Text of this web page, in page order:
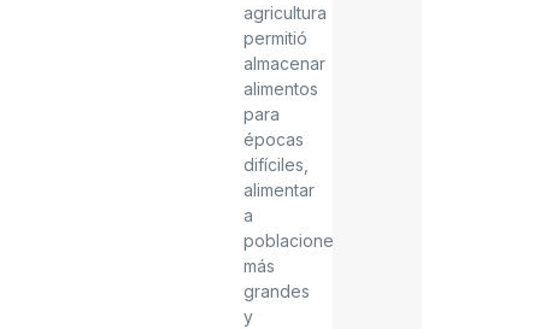
agricultura
permitió
almacenar
alimentos
para
épocas
difíciles,
alimentar
a
poblaciones
más
grandes
y